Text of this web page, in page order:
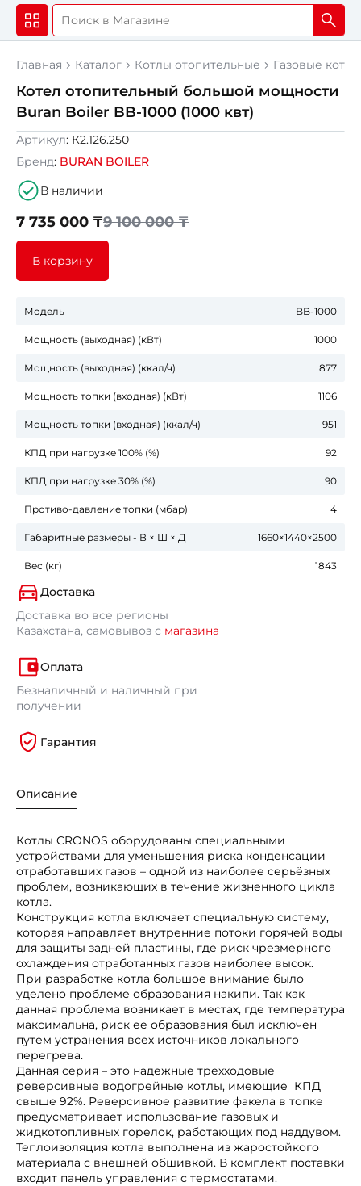
Главная Каталог Котлы отопительные Газовые
Котел отопительный большой мощности
Buran Boiler BB-1000 (1000 квт)
Артикул: К2.126.250
Бренд: BURAN BOILER
В наличии
7 735 000 ₸9 100 000 ₸
В корзину
Модель BB-1000
Мощность (выходная) (кВт) 1000
Мощность (выходная) (ккал/ч) 877
Мощность топки (входная) (кВт) 1106
Мощность топки (входная) (ккал/ч) 951
КПД при нагрузке 100% (%) 92
КПД при нагрузке 30% (%) 90
Противо-давление топки (мбар) 4
Габаритные размеры - В × Ш × Д 1660×1440×2500
Вес (кг) 1843
Доставка
Доставка во все регионы
Казахстана, самовывоз с магазина
Оплата
Безналичный и наличный при
получении
Гарантия
Описание
Котлы CRONOS оборудованы специальными
устройствами для уменьшения риска конденсации
отработавших газов – одной из наиболее серьёзных
проблем, возникающих в течение жизненного цикла
котла.
Конструкция котла включает специальную систему,
которая направляет внутренние потоки горячей воды
для защиты задней пластины, где риск чрезмерного
охлаждения отработанных газов наиболее высок.
При разработке котла большое внимание было
уделено проблеме образования накипи. Так как
данная проблема возникает в местах, где температура
максимальна, риск ее образования был исключен
путем устранения всех источников локального
перегрева.
Данная серия – это надежные трехходовые
реверсивные водогрейные котлы, имеющие КПД
свыше 92%. Реверсивное развитие факела в топке
предусматривает использование газовых и
жидкотопливных горелок, работающих под наддувом.
Теплоизоляция котла выполнена из жаростойкого
материала с внешней обшивкой. В комплект поставки
входит панель управления с термостатами.